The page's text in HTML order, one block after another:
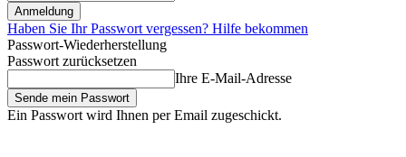
Haben Sie Ihr Passwort vergessen? Hilfe bekommen
Passwort-Wiederherstellung
Passwort zurücksetzen
Ihre E-Mail-Adresse
Ein Passwort wird Ihnen per Email zugeschickt.